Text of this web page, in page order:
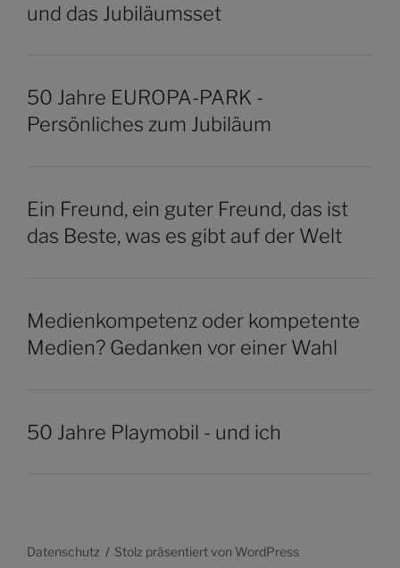
und das Jubiläumsset
50 Jahre EUROPA-PARK -
Persönliches zum Jubiläum
Ein Freund, ein guter Freund, das ist
das Beste, was es gibt auf der Welt
Medienkompetenz oder kompetente
Medien? Gedanken vor einer Wahl
50 Jahre Playmobil - und ich
Datenschutz Stolz präsentiert von WordPress